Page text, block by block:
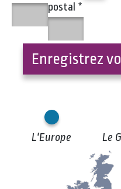
postal *
Enregistrez
L'Europe Le